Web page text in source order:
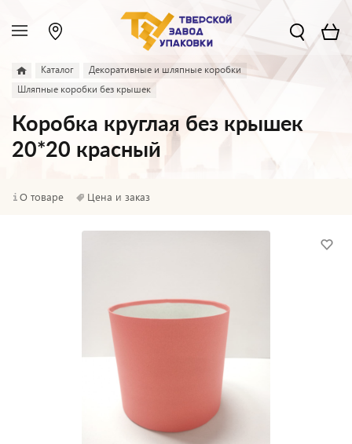
Каталог
Декоративные и шляпные коробки
Шляпные коробки без крышек
Коробка круглая без крышек
20*20 красный
О товаре Цена и заказ